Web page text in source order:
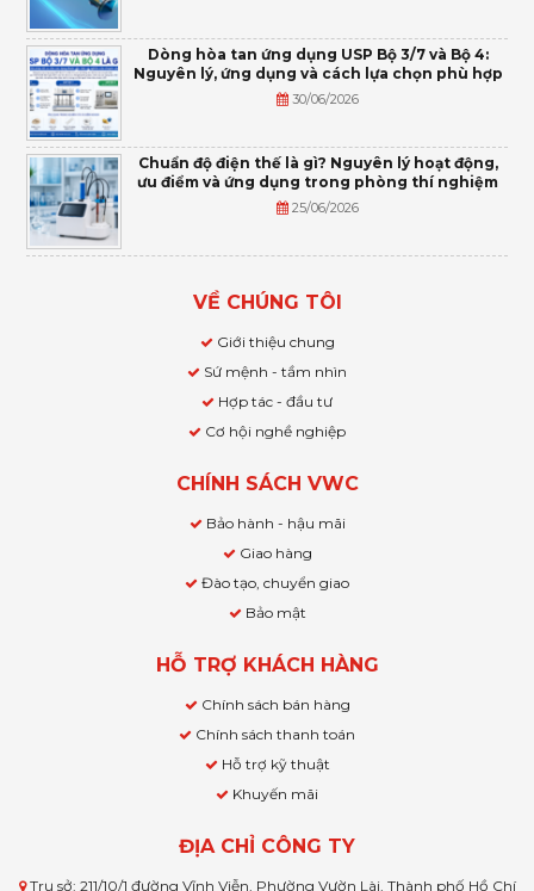
Dòng hòa tan ứng dụng USP Bộ 3/7 và Bộ 4:
Nguyên lý, ứng dụng và cách lựa chọn phù hợp
30/06/2026
Chuẩn độ điện thế là gì? Nguyên lý hoạt động,
ưu điểm và ứng dụng trong phòng thí nghiệm
25/06/2026
VỀ CHÚNG TÔI
Giới thiệu chung
Sứ mệnh - tầm nhìn
Hợp tác - đầu tư
Cơ hội nghề nghiệp
CHÍNH SÁCH VWC
Bảo hành - hậu mãi
Giao hàng
Đào tạo, chuyển giao
Bảo mật
HỖ TRỢ KHÁCH HÀNG
Chính sách bán hàng
Chính sách thanh toán
Hỗ trợ kỹ thuật
Khuyến mãi
ĐỊA CHỈ CÔNG TY
Trụ sở: 211/10/1 đường Vĩnh Viễn, Phường Vườn Lài, Thành phố Hồ Chí